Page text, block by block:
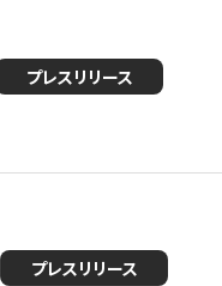
プレスリリース
プレスリリース